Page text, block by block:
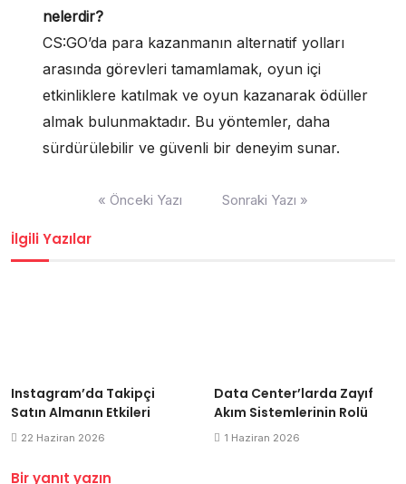
nelerdir?
CS:GO’da para kazanmanın alternatif yolları
arasında görevleri tamamlamak, oyun içi
etkinliklere katılmak ve oyun kazanarak ödüller
almak bulunmaktadır. Bu yöntemler, daha
sürdürülebilir ve güvenli bir deneyim sunar.
« Önceki Yazı Sonraki Yazı »
İlgili Yazılar
Instagram’da Takipçi
Satın Almanın Etkileri
22 Haziran 2026
Data Center’larda Zayıf
Akım Sistemlerinin Rolü
1 Haziran 2026
Bir yanıt yazın